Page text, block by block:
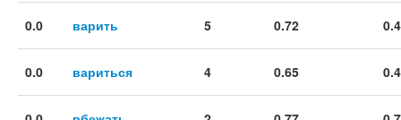
0.0 варить 5 0.72
0.0 вариться 4 0.65